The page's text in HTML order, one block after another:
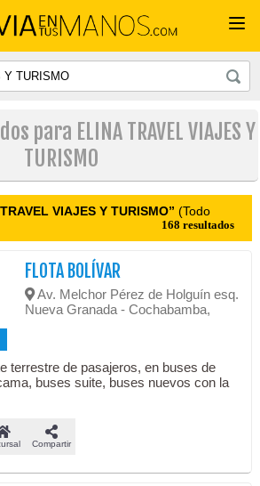
para ELINA TRAVEL VIAJES Y
TURISMO
VIAJES Y TURISMO” (Todo
168 resultados
FLOTA BOLÍVAR
Av. Melchor Pérez de Holguín esq.
Nueva Granada - Cochabamba,
terrestre de pasajeros, en buses de
buses suite, buses nuevos con la
Compartir